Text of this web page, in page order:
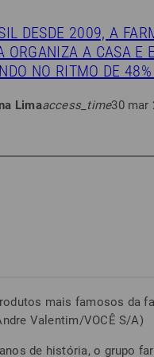
DESDE 2009, A
ORGANIZA A CASA E
NO RITMO DE
Limaaccess_time30 mar
mais famosos da
Valentim/VOCÊ S/A)
de história, o grupo